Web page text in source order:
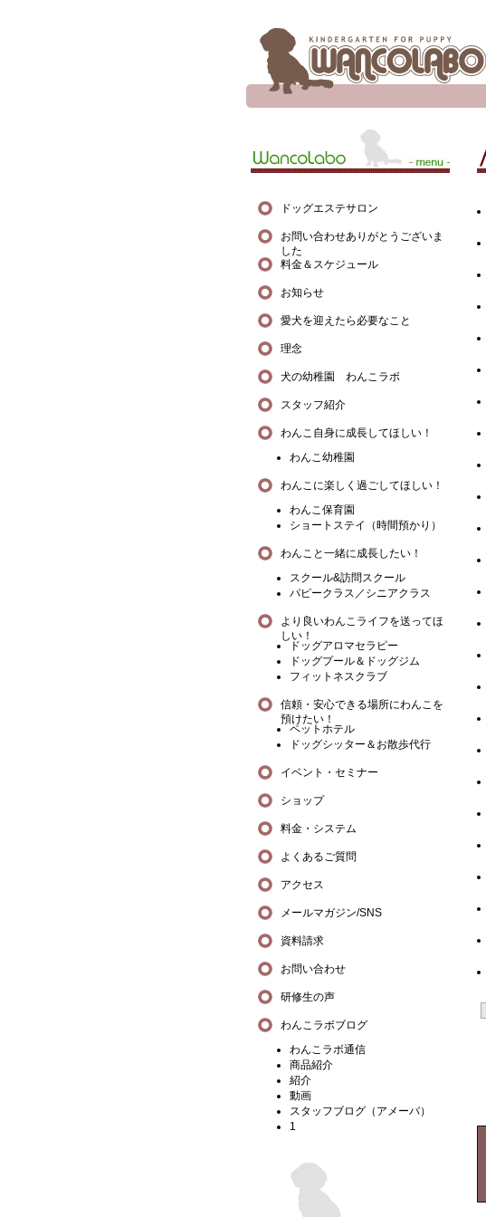
ドッグエステサロン
お問い合わせありがとうございま
した
料金＆スケジュール
お知らせ
愛犬を迎えたら必要なこと
理念
犬の幼稚園 わんこラボ
スタッフ紹介
わんこ自身に成長してほしい！
わんこ幼稚園
わんこに楽しく過ごしてほしい！
わんこ保育園
ショートステイ（時間預かり）
わんこと一緒に成長したい！
スクール&訪問スクール
パピークラス／シニアクラス
より良いわんこライフを送ってほ
しい！
ドッグアロマセラピー
ドッグプール＆ドッグジム
フィットネスクラブ
信頼・安心できる場所にわんこを
預けたい！
ペットホテル
ドッグシッター＆お散歩代行
イベント・セミナー
ショップ
料金・システム
よくあるご質問
アクセス
メールマガジン/SNS
資料請求
お問い合わせ
研修生の声
わんこラボブログ
わんこラボ通信
商品紹介
紹介
動画
スタッフブログ（アメーバ）
1